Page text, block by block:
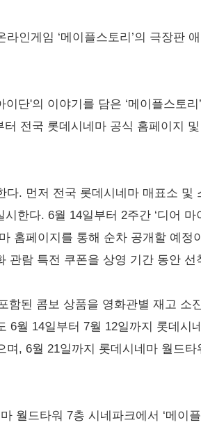
인게임 ‘메이플스토리’의 극장판
단'의 이야기를 담은 ‘메이플스토
전국 롯데시네마 공식 홈페이지
. 먼저 전국 롯데시네마 매표소 및
한다. 6월 14일부터 2주간 ‘디어
홈페이지를 통해 순차 공개할 예정
관람 특전 쿠폰을 상영 기간 동안 선
함된 콤보 상품을 영화관별 재고 소
6월 14일부터 7월 12일까지 롯데시
, 6월 21일까지 롯데시네마 월드
월드타워 7층 시네파크에서 ‘메이